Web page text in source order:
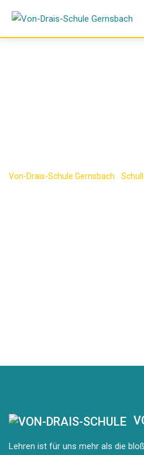
content
Von-Drais-Schule Gernsbach
Lehren ist für uns mehr als die